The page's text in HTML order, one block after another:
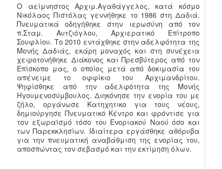
Ο αείμνηστος Αρχιμ.Αγαθάγγελος, κατά κόσμο
Νικόλαος Πιστόλας γεννήθηκε το 1986 στη Δαδιά.
Πνευματικά οδηγήθηκε στην ιερωσύνη από τον
π.Σταμ. Αυτζιόγλου, Αρχιερατικό Επίτροπο
Σουφλίου. Το 2010 εντάχθηκε στην αδελφότητα της
Μονής Δαδιάς, εκάρη μοναχός και στη συνέχεια
χειροτονήθηκε Διάκονος και Πρεσβύτερος από τον
Επίσκοπο μας, ο οποίος μετά από δοκιμασία του
απένειμε το οφφίκιο του Αρχιμανδρίτου.
Ψηφίσθηκε από την αδελφότητα της Μονής
Ηγουμενοσύμβουλος. Διηκόνησε την ενορία του με
ζήλο, οργάνωσε Κατηχητικο για τους νέους,
δημιούργησε Πνευματικό Κέντρο και φρόντισε για
τον εξωραϊσμό τόσο του Ενοριακού Ναού όσο και
των Παρεκκλησίων. Ιδιαίτερα εργάσθηκε αθόρυβα
για την πνευματική αναβάθμιση της ενορίας του,
αποσπώντας τον σεβασμό και την εκτίμηση όλων.